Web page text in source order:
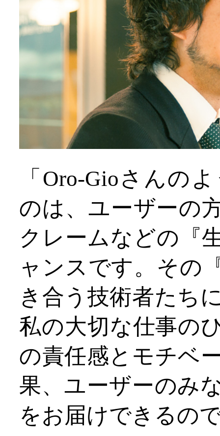
「Oro-Gioさんの
のは、ユーザーの
クレームなどの『
ャンスです。その
き合う技術者たち
私の大切な仕事の
の責任感とモチベ
果、ユーザーのみ
をお届けできるの